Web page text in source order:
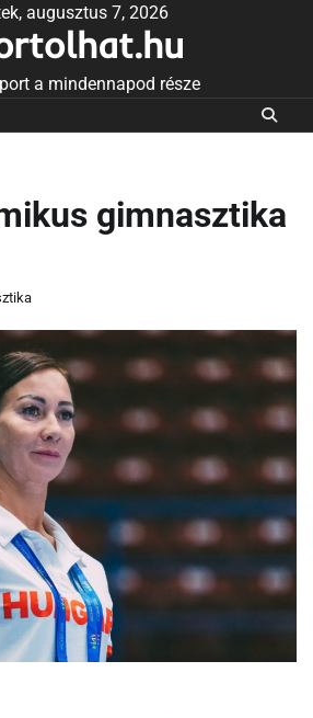
augusztus 7, 2026
a mindennapod része
gimnasztika